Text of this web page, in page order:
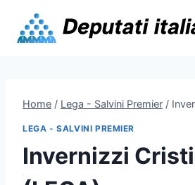
content
Home / Lega - Salvini Premier /
LEGA - SALVINI PREMIER
Invernizzi